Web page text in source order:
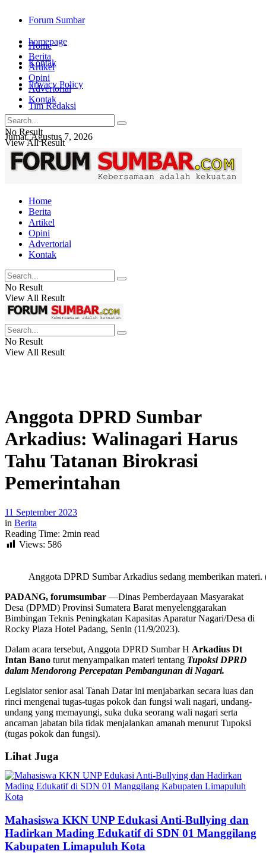
Forum Sumbar
homepage
Kontak
Privacy Policy
Tim Redaksi
Jumat, Agustus 7, 2026
Login
Home
Berita
Artikel
Opini
Advertorial
Kontak
No Result
View All Result
Home
Berita
Artikel
Opini
Advertorial
Kontak
No Result
View All Result
No Result
View All Result
Anggota DPRD Sumbar
Arkadius: Walinagari Harus
Tahu Tatanan Birokrasi
Pemerintahan
11 September 2023
in Berita
Reading Time: 2min read
Views: 586
Anggota DPRD Sumbar Arkadius sedang memberikan
PADANG, forumsumbar —Dinas Pemberdayaan Masyarakat
Desa (DPMD) Provinsi Sumatera Barat menyelenggarakan
Bimbingan Teknis Peningkatan Kapasitas Aparatur Nagari/Desa di
Rocky Plaza Hotel Padang, Senin (11/9/2023).
Dalam acara tersebut, Anggota DPRD Sumbar H Arkadius Dt
Intan Bano turut menyampaikan materi tentang Tupoksi DPRD
dalam Mendorong Percepatan Pembangunan di Nagari.
Legislator senior asal Tanah Datar ini menjabarkan secara luas dan
rinci mengenai tugas-tugas pokok dan fungsi wali nagari, undang-
undang yang memayungi, suka duka seorang wali nagari serta
ancaman jabatan bila tidak menjalankan amanah menurut Tupoksi
(tugas pokok dan fungsi).
Lihat Juga
Mahasiswa KKN UNP Edukasi Anti-Bullying dan
Hadirkan Mading Edukatif di SDN 01 Manggilang
Kabupaten Limapuluh Kota